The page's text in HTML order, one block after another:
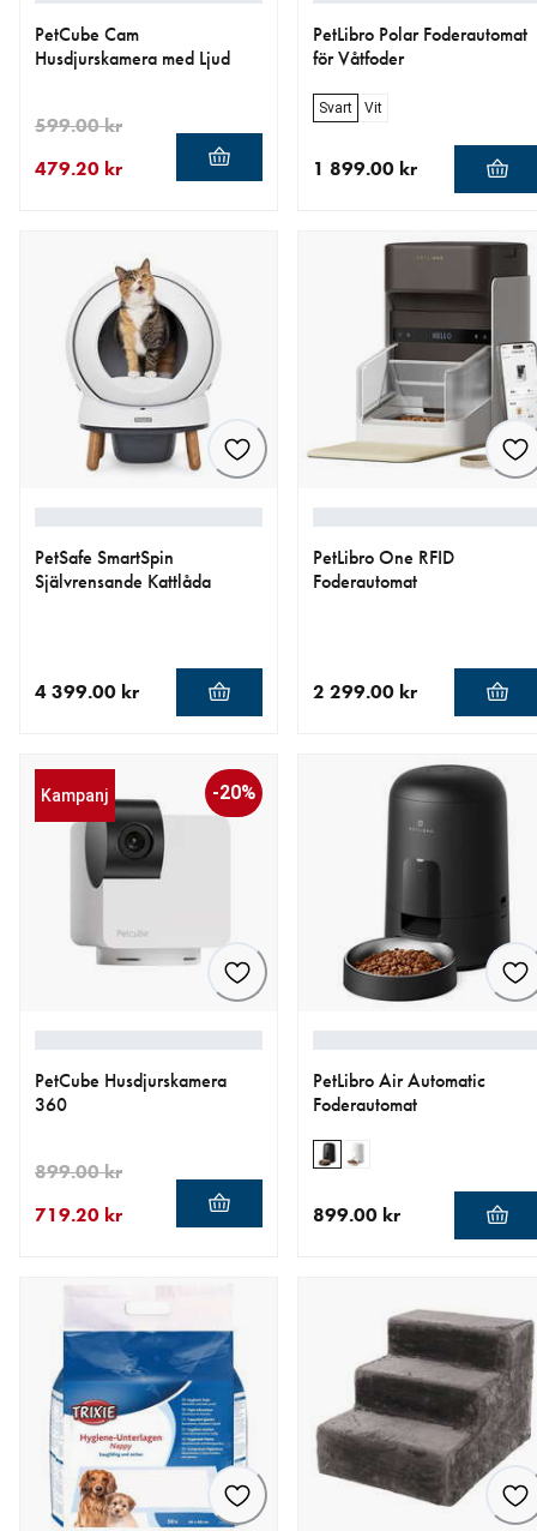
PetCube Cam
Husdjurskamera med Ljud
479.20 kr
599.00 kr
PetLibro Polar Foderautomat
för Våtfoder
Svart Vit
1 899.00 kr
PetSafe SmartSpin
Självrensande Kattlåda
4 399.00 kr
PetLibro One RFID
Foderautomat
2 299.00 kr
Kampanj -20%
PetCube Husdjurskamera
360
719.20 kr
899.00 kr
PetLibro Air Automatic
Foderautomat
899.00 kr